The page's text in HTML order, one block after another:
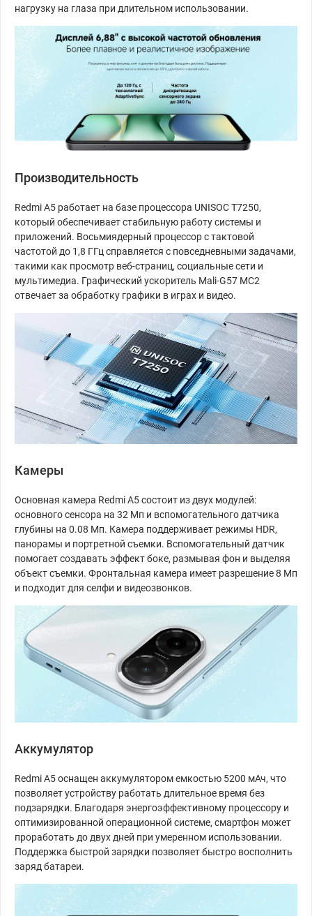
нагрузку на глаза при длительном использовании.
Производительность
Redmi A5 работает на базе процессора UNISOC T7250,
который обеспечивает стабильную работу системы и
приложений. Восьмиядерный процессор с тактовой
частотой до 1,8 ГГц справляется с повседневными задачами,
такими как просмотр веб-страниц, социальные сети и
мультимедиа. Графический ускоритель Mali-G57 MC2
отвечает за обработку графики в играх и видео.
Камеры
Основная камера Redmi A5 состоит из двух модулей:
основного сенсора на 32 Мп и вспомогательного датчика
глубины на 0.08 Мп. Камера поддерживает режимы HDR,
панорамы и портретной съемки. Вспомогательный датчик
помогает создавать эффект боке, размывая фон и выделяя
объект съемки. Фронтальная камера имеет разрешение 8 Мп
и подходит для селфи и видеозвонков.
Аккумулятор
Redmi A5 оснащен аккумулятором емкостью 5200 мАч, что
позволяет устройству работать длительное время без
подзарядки. Благодаря энергоэффективному процессору и
оптимизированной операционной системе, смартфон может
проработать до двух дней при умеренном использовании.
Поддержка быстрой зарядки позволяет быстро восполнить
заряд батареи.